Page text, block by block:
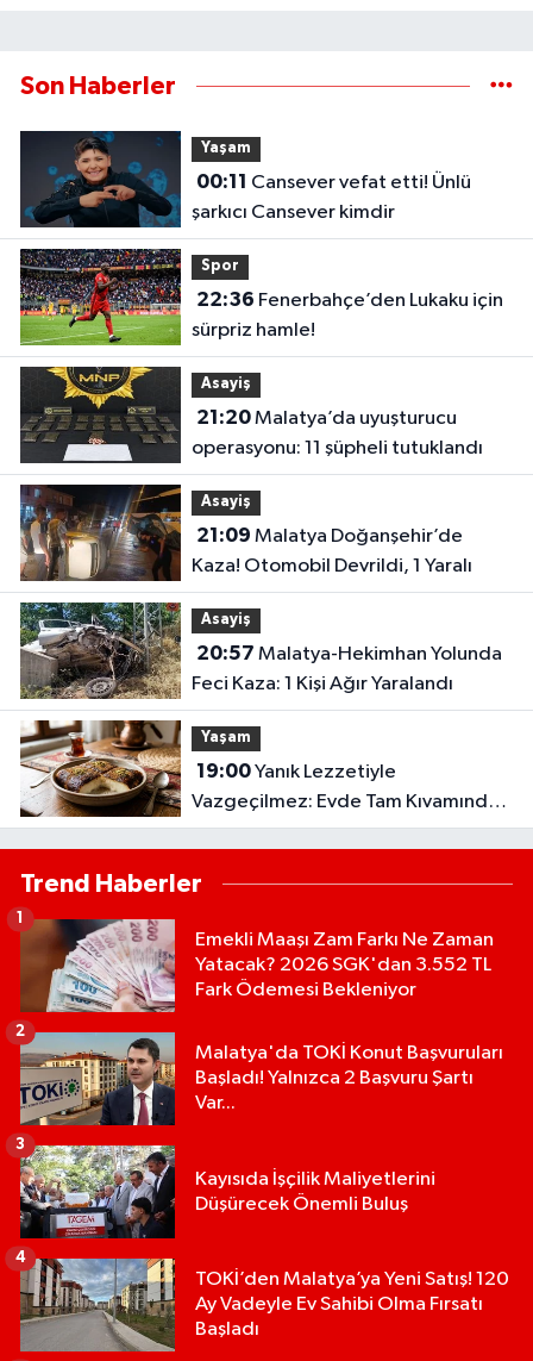
Son Haberler
Yaşam
00:11
şarkıcı Cansever kimdir
Spor
22:36
sürpriz hamle!
Asayiş
21:20Malatya’da uyuşturucu
operasyonu: 11 şüpheli tutuklandı
Asayiş
21:09
Kaza! Otomobil Devrildi, 1 Yaralı
Asayiş
20:57
Feci Kaza: 1 Kişi Ağır Yaralandı
Yaşam
19:00Yanık Lezzetiyle
Vazgeçilmez: Evde Tam Kıvamında
Kazandibi Tarifi
Trend Haberler
Emekli Maaşı Zam Farkı Ne Zaman
Yatacak? 2026 SGK'dan 3.552 TL
Fark Ödemesi Bekleniyor
1
Malatya'da TOKİ Konut Başvuruları
Başladı! Yalnızca 2 Başvuru Şartı
Var...
2
Kayısıda İşçilik Maliyetlerini
Düşürecek Önemli Buluş
3
TOKİ’den Malatya’ya Yeni Satış! 120
Ay Vadeyle Ev Sahibi Olma Fırsatı
Başladı
4